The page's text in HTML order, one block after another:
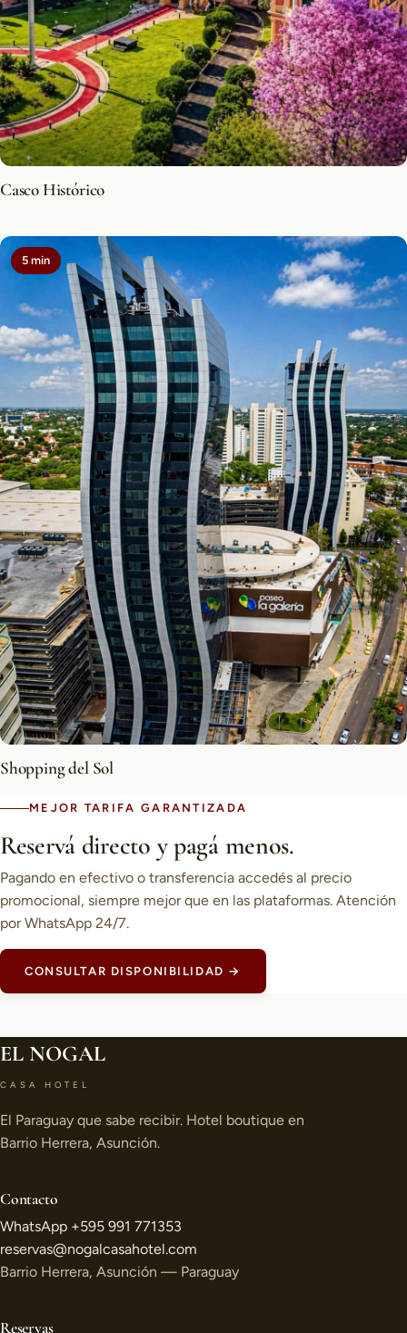
Casco Histórico
5 min
Shopping del Sol
MEJOR TARIFA GARANTIZADA
Reservá directo y pagá menos.
Pagando en efectivo o transferencia accedés al precio
promocional, siempre mejor que en las plataformas. Atención
por WhatsApp 24/7.
CONSULTAR DISPONIBILIDAD →
EL NOGAL
CASA HOTEL
El Paraguay que sabe recibir. Hotel boutique en
Barrio Herrera, Asunción.
Contacto
WhatsApp +595 991 771353
reservas@nogalcasahotel.com
Barrio Herrera, Asunción — Paraguay
Reservas